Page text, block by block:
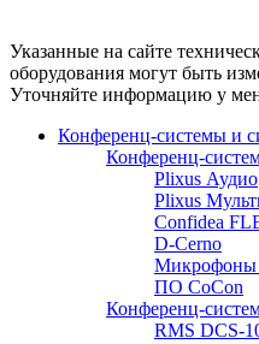
Указанные на сайте
оборудования могут быть
Уточняйте информацию у
Конференц-системы и
Конференц-
Plixus Аудио
Plixus
Confidea
D-Cerno
Микрофоны
ПО CoCon
Конференц-
RMS DCS-